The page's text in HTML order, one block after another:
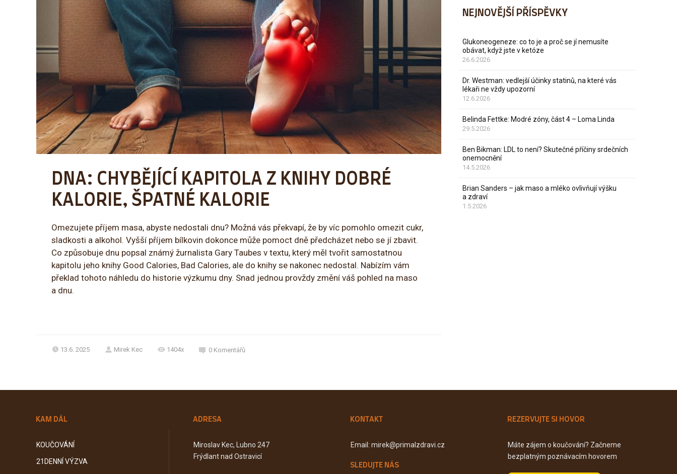
DNA: CHYBĚJÍCÍ KAPITOLA Z KNIHY DOBRÉ
KALORIE, ŠPATNÉ KALORIE
Omezujete příjem masa, abyste nedostali dnu? Možná vás překvapí, že by víc pomohlo omezit cukr,
sladkosti a alkohol. Vyšší příjem bílkovin dokonce může pomoct dně předcházet nebo se jí zbavit.
Co způsobuje dnu popsal známý žurnalista Gary Taubes v textu, který měl tvořit samostatnou
kapitolu jeho knihy Good Calories, Bad Calories, ale do knihy se nakonec nedostal. Nabízím vám
překlad tohoto náhledu do historie výzkumu dny. Snad jednou provždy změní váš pohled na maso
a dnu.
13.6. 2025 Mirek Kec 1404x 0 Komentářů
NEJNOVĚJŠÍ PŘÍSPĚVKY
Glukoneogeneze: co to je a proč se jí nemusíte
obávat, když jste v ketóze
26.6.2026
Dr. Westman: vedlejší účinky statinů, na které vás
lékaři ne vždy upozorní
12.6.2026
Belinda Fettke: Modré zóny, část 4 – Loma Linda
29.5.2026
Ben Bikman: LDL to není? Skutečné příčiny srdečních
onemocnění
14.5.2026
Brian Sanders – jak maso a mléko ovlivňují výšku
a zdraví
1.5.2026
KAM DÁL
KOUČOVÁNÍ
21DENNÍ VÝZVA
ADRESA
Miroslav Kec, Lubno 247
Frýdlant nad Ostravicí
KONTAKT
Email: mirek@primalzdravi.cz
SLEDUJTE NÁS
REZERVUJTE SI HOVOR
Máte zájem o koučování? Začneme
bezplatným poznávacím hovorem